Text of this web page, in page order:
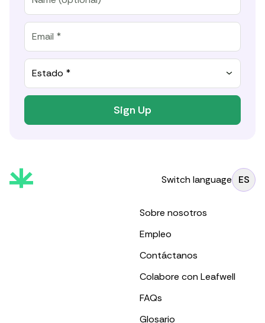
Estado *
Sign Up
Switch language ES
Sobre nosotros
Empleo
Contáctanos
Colabore con Leafwell
FAQs
Glosario